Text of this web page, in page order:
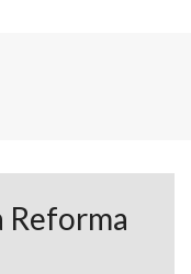
Reforma